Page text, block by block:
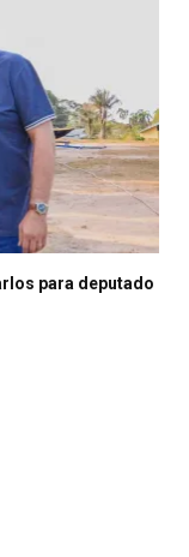
para deputado